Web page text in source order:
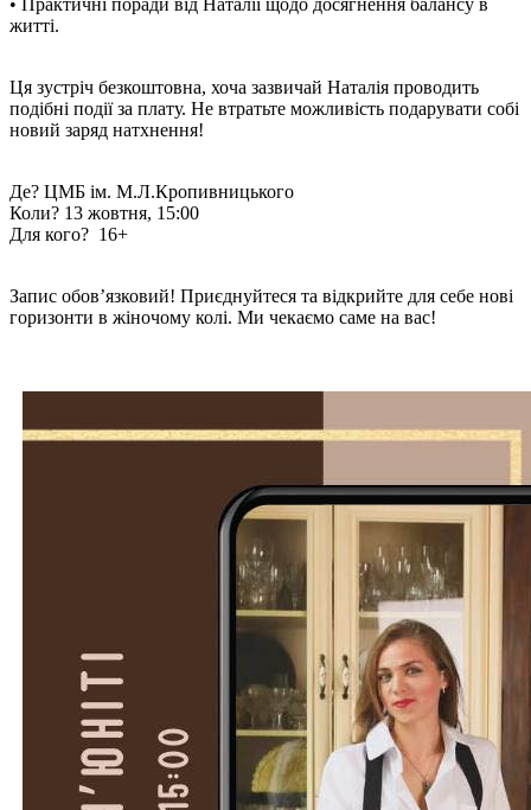
житті.
Ця зустріч безкоштовна, хоча зазвичай Наталія проводить
подібні події за плату. Не втратьте можливість подарувати собі
новий заряд натхнення!
Де? ЦМБ ім. М.Л.Кропивницького
Коли? 13 жовтня, 15:00
Для кого? 16+
Запис обов’язковий! Приєднуйтеся та відкрийте для себе нові
горизонти в жіночому колі. Ми чекаємо саме на вас!